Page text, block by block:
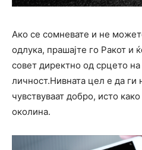
Ако се сомневате и не
одлука, прашајте го Ракот и
совет директно од срцето
личност.Нивната цел е да ги
чувствуваат добро, исто
околина.